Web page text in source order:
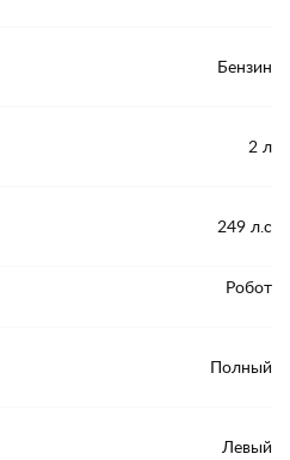
Бензин
2 л
249 л.с
Робот
Полный
Левый